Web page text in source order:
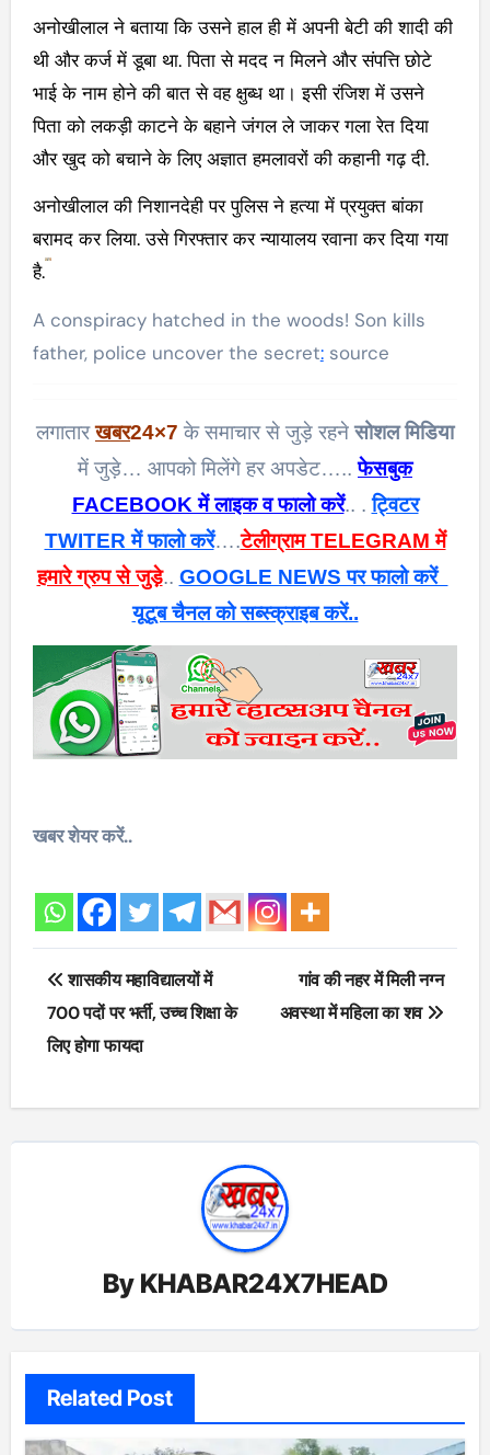
अनोखीलाल ने बताया कि उसने हाल ही में अपनी बेटी की शादी की
थी और कर्ज में डूबा था. पिता से मदद न मिलने और संपत्ति छोटे
भाई के नाम होने की बात से वह क्षुब्ध था। इसी रंजिश में उसने
पिता को लकड़ी काटने के बहाने जंगल ले जाकर गला रेत दिया
और खुद को बचाने के लिए अज्ञात हमलावरों की कहानी गढ़ दी.
अनोखीलाल की निशानदेही पर पुलिस ने हत्या में प्रयुक्त बांका
बरामद कर लिया. उसे गिरफ्तार कर न्यायालय रवाना कर दिया गया
है.
A conspiracy hatched in the woods! Son kills
father, police uncover the secret:source
लगातारखबर24×7 के समाचार से जुड़े रहनेसोशल मिडिया
में जुड़े… आपको मिलेंगे हर अपडेट…..फेसबुक
FACEBOOK में लाइक व फालो करें.. .ट्विटर
TWITER में फालो करें….टेलीग्राम TELEGRAM में
हमारे ग्रुप से जुड़े.. GOOGLE NEWS पर फालो करें
यूटूब चैनल को सब्स्क्राइब करें..
खबर शेयर करें..
Post
navigation
शासकीय महाविद्यालयों में
700 पदों पर भर्ती, उच्च शिक्षा के
लिए होगा फायदा
गांव की नहर में मिली नग्न
अवस्था में महिला का शव
By KHABAR24X7HEAD
Related Post